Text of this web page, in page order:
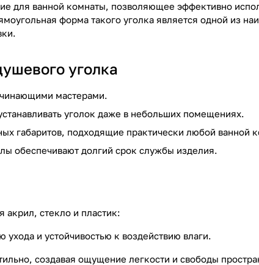
для ванной комнаты, позволяющее эффективно
форма такого уголка является одной из
уголка
мастерами.
уголок даже в небольших помещениях.
габаритов, подходящие практически любой ванной
обеспечивают долгий срок службы изделия.
акрил, стекло и пластик:
и устойчивостью к воздействию влаги.
создавая ощущение легкости и свободы